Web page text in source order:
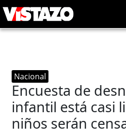
Nacional
Encuesta de
infantil está casi
niños serán